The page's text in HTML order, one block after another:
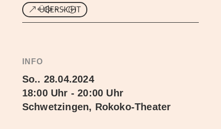
ÜBERSICHT
INFO
So.. 28.04.2024
18:00 Uhr - 20:00 Uhr
Schwetzingen, Rokoko-Theater